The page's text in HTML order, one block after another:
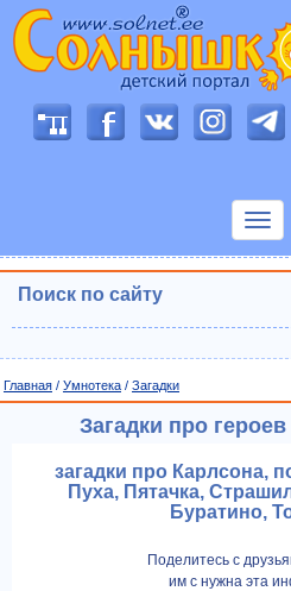
Поиск по сайту
Главная / Умнотека / Загадки
Загадки про
загадки про Карлсона,
Пуха, Пятачка,
Буратино,
Поделитесь с
им с нужна эта